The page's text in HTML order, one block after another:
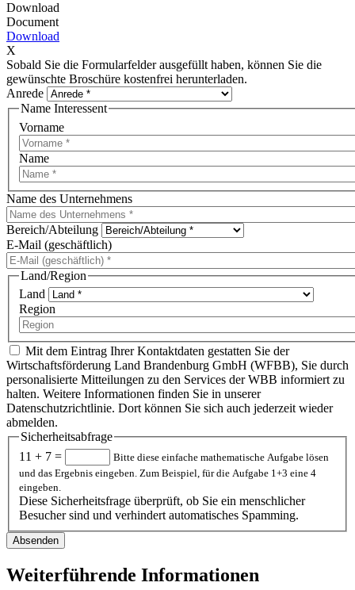
Download
Document
Download
X
Sobald Sie die Formularfelder ausgefüllt haben, können Sie die
gewünschte Broschüre kostenfrei herunterladen.
Anrede
Name Interessent
Vorname
Name
Name des Unternehmens
Bereich/Abteilung
E-Mail (geschäftlich)
Land/Region
Land
Region
Mit dem Eintrag Ihrer Kontaktdaten gestatten Sie der
Wirtschaftsförderung Land Brandenburg GmbH (WFBB), Sie durch
personalisierte Mitteilungen zu den Services der WBB informiert zu
halten. Weitere Informationen finden Sie in unserer
Datenschutzrichtlinie. Dort können Sie sich auch jederzeit wieder
abmelden.
Sicherheitsabfrage
11 + 7 =
Bitte diese einfache mathematische Aufgabe lösen
und das Ergebnis eingeben. Zum Beispiel, für die Aufgabe 1+3 eine 4
eingeben.
Diese Sicherheitsfrage überprüft, ob Sie ein menschlicher
Besucher sind und verhindert automatisches Spamming.
Absenden
Weiterführende Informationen